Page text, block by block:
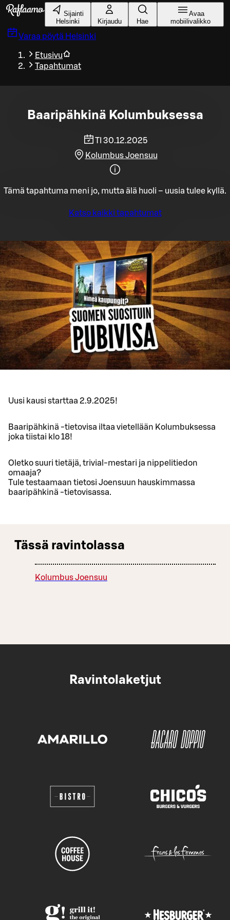
Siirry pääsisältöön
Sijainti
Helsinki
Kirjaudu Hae
Avaa
mobiilivalikko
Varaa pöytä Helsinki
Etusivu
Tapahtumat
Baaripähkinä Kolumbuksessa
TI 30.12.2025
Kolumbus Joensuu
Tämä tapahtuma meni jo, mutta älä huoli – uusia tulee kyllä.
Katso kaikki tapahtumat
Uusi kausi starttaa 2.9.2025!
Baaripähkinä -tietovisa iltaa vietellään Kolumbuksessa
joka tiistai klo 18!
Oletko suuri tietäjä, trivial-mestari ja nippelitiedon
omaaja?
Tule testaamaan tietosi Joensuun hauskimmassa
baaripähkinä -tietovisassa.
Tässä ravintolassa
Kolumbus Joensuu
Ravintolaketjut